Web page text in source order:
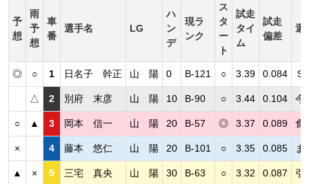
予
想
雨
予
想
車
番
選手名 LG
ハ
ン
デ
現ラ
ンク
ス
タ
ー
ト
試走
タイ
ム
試走
偏差
選
◎ ○ 1 日名子 幹正 山 陽 0 B-121 ○ 3.39 0.084 Ｓ
△ 2 別府 末彦 山 陽 10 B-90 ○ 3.44 0.104 今
○ ▲ 3 岡本 信一 山 陽 20 B-57 ◎ 3.37 0.089 食
× 4 藤本 悠仁 山 陽 20 B-101 ○ 3.35 0.085 ま
▲ × 5 三宅 真央 山 陽 30 B-63 ○ 3.32 0.087 引